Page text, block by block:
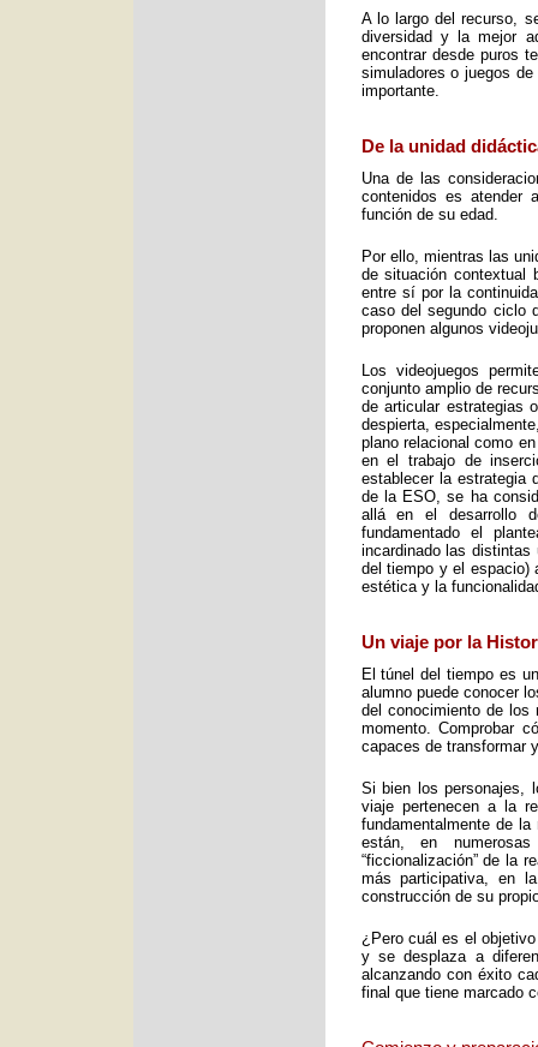
A lo largo del recurso,
diversidad y la mejor
encontrar desde puros
simuladores o juegos
importante.
De la unidad
Una de las
contenidos es atender
función de su edad.
Por ello, mientras las
de situación contextual
entre sí por la
caso del segundo ciclo
proponen algunos
Los videojuegos
conjunto amplio de
de articular estrategias
despierta,
plano relacional como
en el trabajo de
establecer la estrategia
de la ESO, se ha
allá en el desarrollo
fundamentado el
incardinado las
del tiempo y el espacio)
estética y la
Un viaje por la
El túnel del tiempo es
alumno puede conocer
del conocimiento de
momento. Comprobar
capaces de transformar
Si bien los personajes,
viaje pertenecen a la
fundamentalmente de
están, en
“ficcionalización” de la
más participativa, en
construcción de su
¿Pero cuál es el
y se desplaza a
alcanzando con éxito
final que tiene marcado